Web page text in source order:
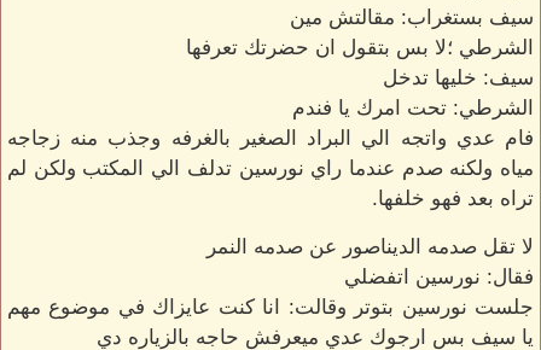
سيف بستغراب: مقالتش مين
الشرطي ؛لا بس بتقول ان حضرتك تعرفها
سيف: خليها تدخل
الشرطي: تحت امرك يا فندم
فام عدي واتجه الي البراد الصغير بالغرفه وجذب منه زجاجه
مياه ولكنه صدم عندما راي نورسين تدلف الي المكتب ولكن لم
تراه بعد فهو خلفها.
لا تقل صدمه الديناصور عن صدمه النمر
فقال: نورسين اتفضلي
جلست نورسين بتوتر وقالت: انا كنت عايزاك في موضوع مهم
يا سيف بس ارجوك عدي ميعرفش حاجه بالزياره دي